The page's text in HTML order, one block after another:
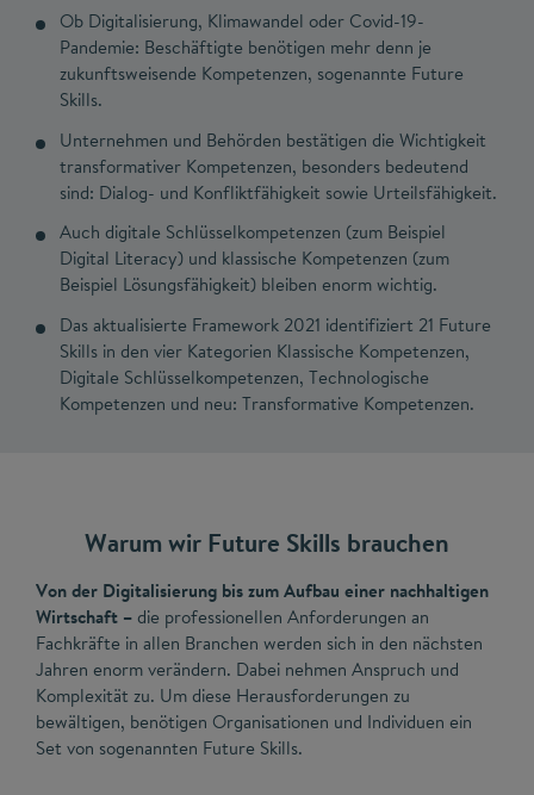
Ob Digitalisierung, Klimawandel oder Covid-19-
Pandemie: Beschäftigte benötigen mehr denn je
zukunftsweisende Kompetenzen, sogenannte Future
Skills.
Unternehmen und Behörden bestätigen die Wichtigkeit
transformativer Kompetenzen, besonders bedeutend
sind: Dialog- und Konfliktfähigkeit sowie Urteilsfähigkeit.
Auch digitale Schlüsselkompetenzen (zum Beispiel
Digital Literacy) und klassische Kompetenzen (zum
Beispiel Lösungsfähigkeit) bleiben enorm wichtig.
Das aktualisierte Framework 2021 identifiziert 21 Future
Skills in den vier Kategorien Klassische Kompetenzen,
Digitale Schlüsselkompetenzen, Technologische
Kompetenzen und neu: Transformative Kompetenzen.
Warum wir Future Skills brauchen
Von der Digitalisierung bis zum Aufbau einer nachhaltigen
Wirtschaft –die professionellen Anforderungen an
Fachkräfte in allen Branchen werden sich in den nächsten
Jahren enorm verändern. Dabei nehmen Anspruch und
Komplexität zu. Um diese Herausforderungen zu
bewältigen, benötigen Organisationen und Individuen ein
Set von sogenannten Future Skills.